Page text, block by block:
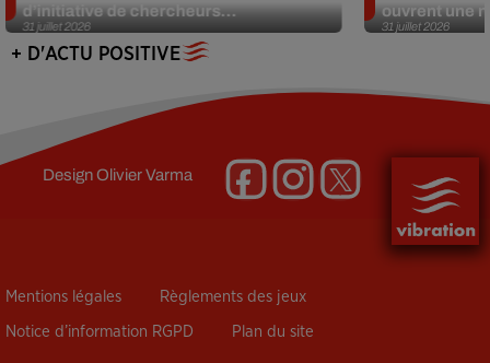
31 juillet 2026
d’initiative de chercheurs...
31 juillet 2026
ouvrent une
+ D'ACTU POSITIVE
DesignOlivier Varma
Mentions légales Règlements des jeux
Notice d’information RGPD Plan du site